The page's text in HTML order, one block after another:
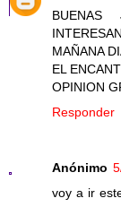
BUENAS
MAÑANA
EL
OPINION
Responder
Anónimo
voy a ir